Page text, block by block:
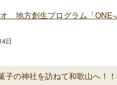
地方創生プログラム「ONE-
日
子の神社を訪ねて和歌山へ！